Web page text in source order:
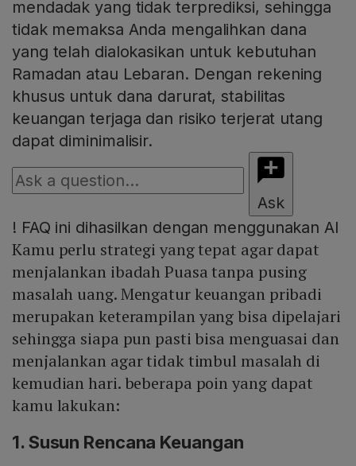
mendadak yang tidak terprediksi, sehingga
tidak memaksa Anda mengalihkan dana
yang telah dialokasikan untuk kebutuhan
Ramadan atau Lebaran. Dengan rekening
khusus untuk dana darurat, stabilitas
keuangan terjaga dan risiko terjerat utang
dapat diminimalisir.
Ask
! FAQ ini dihasilkan dengan menggunakan AI
Kamu perlu strategi yang tepat agar dapat
menjalankan ibadah Puasa tanpa pusing
masalah uang. Mengatur keuangan pribadi
merupakan keterampilan yang bisa dipelajari
sehingga siapa pun pasti bisa menguasai dan
menjalankan agar tidak timbul masalah di
kemudian hari. beberapa poin yang dapat
kamu lakukan:
1. Susun Rencana Keuangan